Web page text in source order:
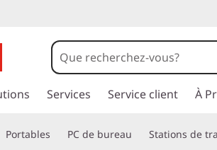
Services Service client À
Portables PC de bureau Stations de